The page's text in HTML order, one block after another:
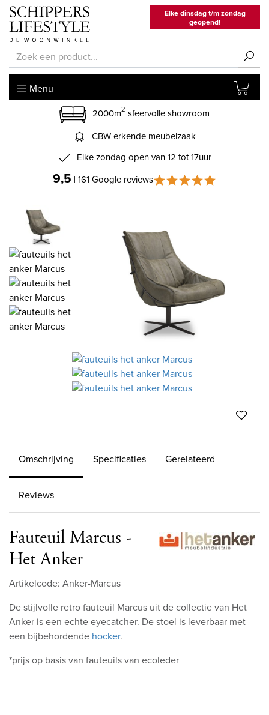
Elke dinsdag t/m zondag
geopend!
Menu
2000m2 sfeervolle showroom
CBW erkende meubelzaak
Elke zondag open van 12 tot 17uur
9,5 | 161 Google reviews
Omschrijving Specificaties Gerelateerd
Reviews
Fauteuil Marcus -
Het Anker
Artikelcode: Anker-Marcus
De stijlvolle retro fauteuil Marcus uit de collectie van Het
Anker is een echte eyecatcher. De stoel is leverbaar met
een bijbehordende hocker.
*prijs op basis van fauteuils van ecoleder